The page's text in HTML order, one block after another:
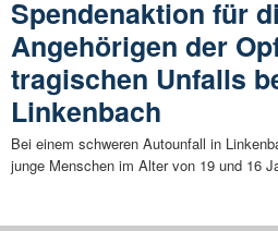
Spendenaktion für
Angehörigen der
tragischen Unfalls
Linkenbach
Bei einem schweren Autounfall in
junge Menschen im Alter von 19 und 16